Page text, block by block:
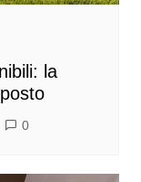
la
0